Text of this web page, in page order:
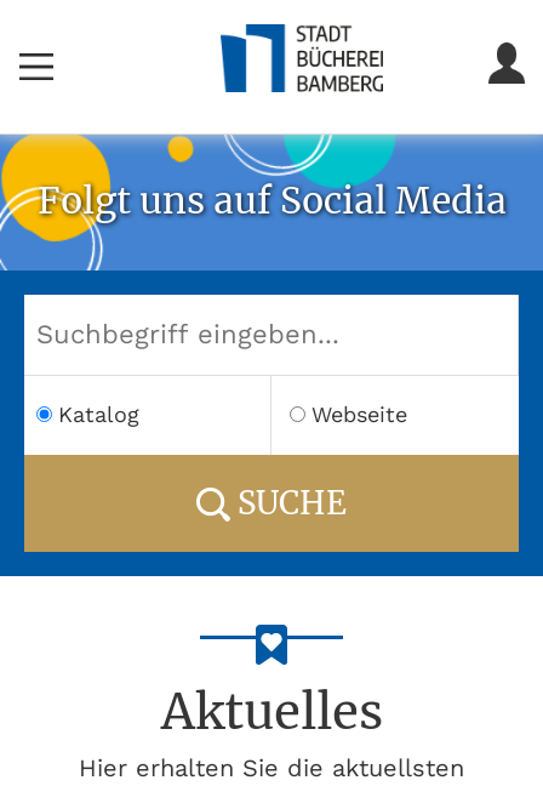
Folgt uns auf Social Media
Katalog Webseite
SUCHE
Aktuelles
Hier erhalten Sie die aktuellsten